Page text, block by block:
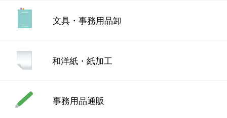
文具・事務用品卸
和洋紙・紙加工
事務用品通販